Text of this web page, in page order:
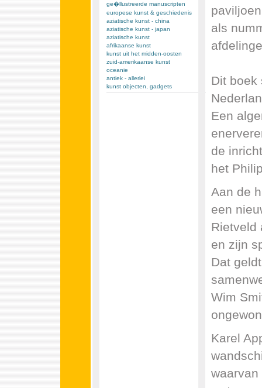
ge�llustreerde manuscripten
europese kunst & geschiedenis
aziatische kunst - china
aziatische kunst - japan
aziatische kunst
afrikaanse kunst
kunst uit het midden-oosten
zuid-amerikaanse kunst
oceanie
antiek - allerlei
kunst objecten, gadgets
als
Dit boek
Een
de
het
Aan de
een
Rietveld
en zijn
Dat
Wim
Karel